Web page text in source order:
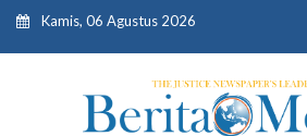
Kamis, 06 Agustus 2026